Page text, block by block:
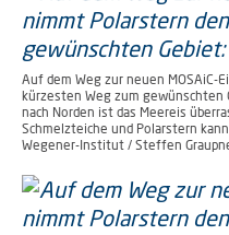
Auf dem Weg zur neuen MOSAiC-
kürzesten Weg zum gewünschten
nach Norden ist das Meereis
Schmelzteiche und Polarstern
Wegener-Institut / Steffen